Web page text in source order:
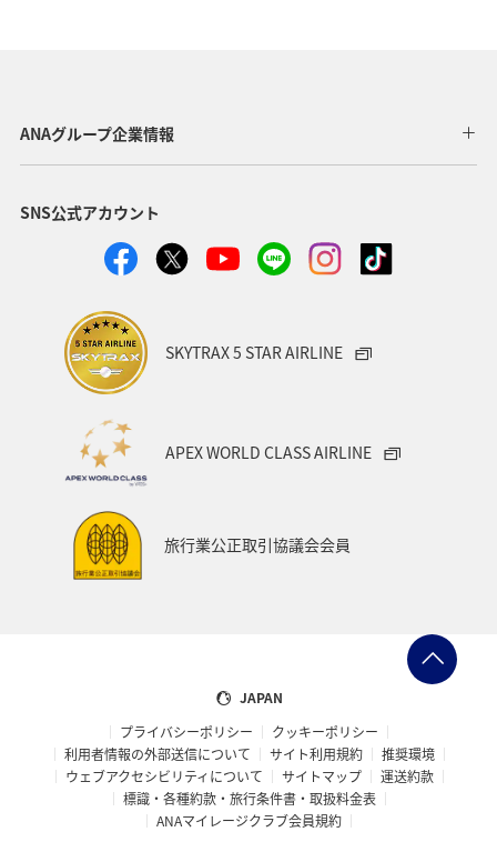
ANAグループ企業情報
SNS公式アカウント
SKYTRAX 5 STAR AIRLINE
APEX WORLD CLASS AIRLINE
旅行業公正取引協議会会員
JAPAN
プライバシーポリシー
クッキーポリシー
利用者情報の外部送信について
サイト利用規約
推奨環境
ウェブアクセシビリティについて
サイトマップ
運送約款
標識・各種約款・旅行条件書・取扱料金表
ANAマイレージクラブ会員規約